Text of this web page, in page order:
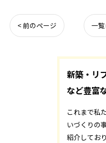
< 前のページ 一
新築・リ
など豊富
これまで私
いづくりの
紹介してお